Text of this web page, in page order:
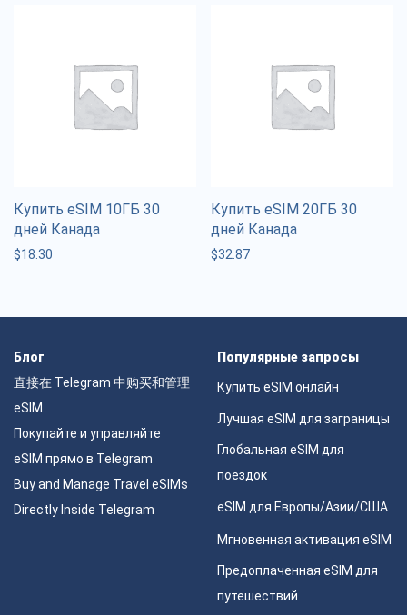
Купить eSIM 10ГБ 30
дней Канада
$18.30
Купить eSIM 20ГБ 30
дней Канада
$32.87
Блог
直接在 Telegram 中购买和管理
eSIM
Покупайте и управляйте
eSIM прямо в Telegram
Buy and Manage Travel eSIMs
Directly Inside Telegram
Популярные запросы
Купить eSIM онлайн
Лучшая eSIM для заграницы
Глобальная eSIM для
поездок
eSIM для Европы/Азии/США
Мгновенная активация eSIM
Предоплаченная eSIM для
путешествий